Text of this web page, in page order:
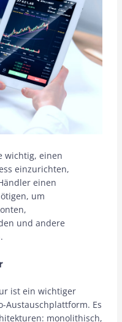
wichtig, einen
einzurichten,
einen
um
und andere
ist ein wichtiger
Austauschplattform. Es
monolithisch,